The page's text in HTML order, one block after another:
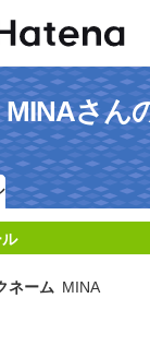
MINAさん
ネーム MINA